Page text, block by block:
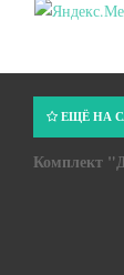
ЕЩЁ НА
Комплект